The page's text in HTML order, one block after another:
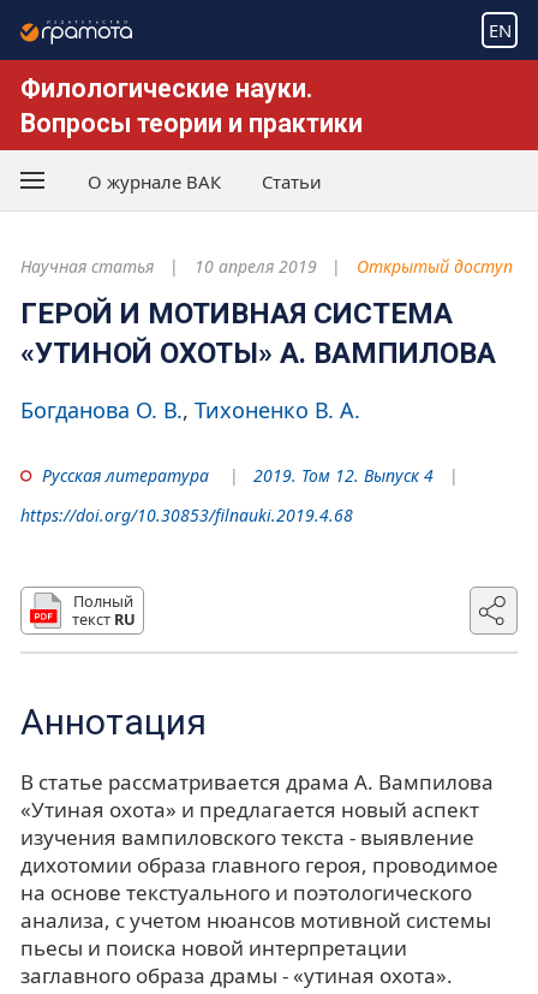
EN
Филологические науки.
Вопросы теории и практики
О журнале ВАК Статьи
Научная статья 10 апреля 2019 Открытый доступ
ГЕРОЙ И МОТИВНАЯ СИСТЕМА
«УТИНОЙ ОХОТЫ» А. ВАМПИЛОВА
Богданова О. В. Тихоненко В. А.
Русская литература
2019. Том 12. Выпуск 4
https://doi.org/10.30853/filnauki.2019.4.68
Полный
текст RU
Аннотация
В статье рассматривается драма А. Вампилова
«Утиная охота» и предлагается новый аспект
изучения вампиловского текста - выявление
дихотомии образа главного героя, проводимое
на основе текстуального и поэтологического
анализа, с учетом нюансов мотивной системы
пьесы и поиска новой интерпретации
заглавного образа драмы - «утиная охота».